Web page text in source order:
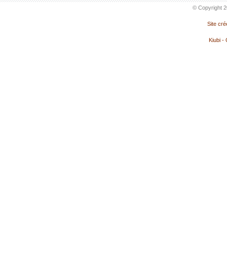
© Copyright
Site
Kiubi -